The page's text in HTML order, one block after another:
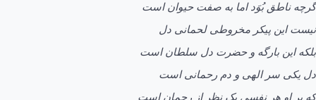
گرچه ناطق بُوَد اما به صفت حیوان است
نیست این پیکر مخروطی لحمانی دل
بلکه این بارگه و حضرت دل سلطان است
دل یکی سر الهی و دم رحمانی است
که بر او هر نفسی یک نظر از رحمان است